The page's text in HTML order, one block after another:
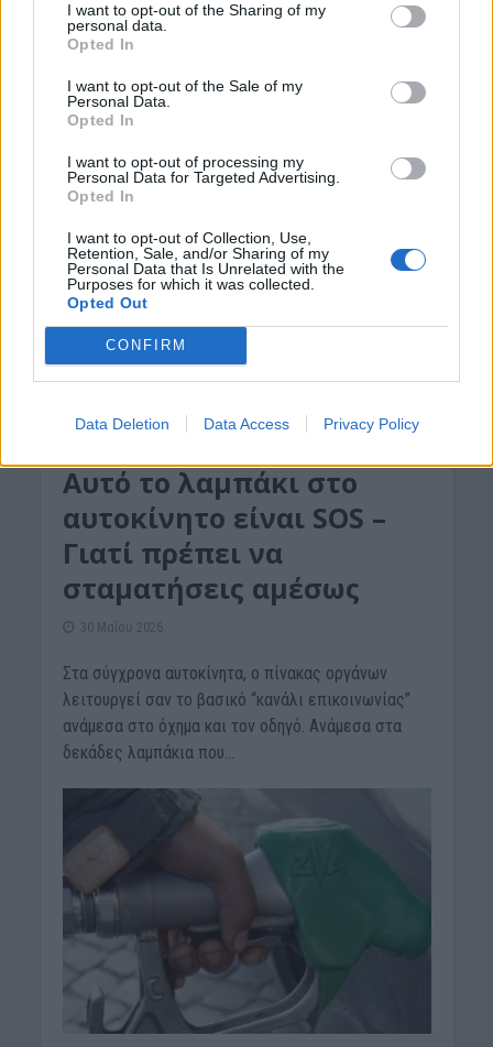
I want to opt-out of the Sharing of my
personal data.
Opted In
I want to opt-out of the Sale of my
Personal Data.
Opted In
I want to opt-out of processing my
Personal Data for Targeted Advertising.
Opted In
I want to opt-out of Collection, Use,
Retention, Sale, and/or Sharing of my
Personal Data that Is Unrelated with the
Purposes for which it was collected.
Opted Out
CONFIRM
Data Deletion Data Access Privacy Policy
5 Ιουνίου 2026
φέρνουν οι κάμερες τεχνητής νοημοσύνης που
έχουν τοποθετηθεί στους δρόμους. Οδηγοί
Αυτό το λαμπάκι στο
αυτοκίνητο είναι SOS –
Γιατί πρέπει να
σταματήσεις αμέσως
30 Μαΐου 2026
Στα σύγχρονα αυτοκίνητα, ο πίνακας οργάνων
λειτουργεί σαν το βασικό “κανάλι επικοινωνίας”
ανάμεσα στο όχημα και τον οδηγό. Ανάμεσα στα
δεκάδες λαμπάκια που...